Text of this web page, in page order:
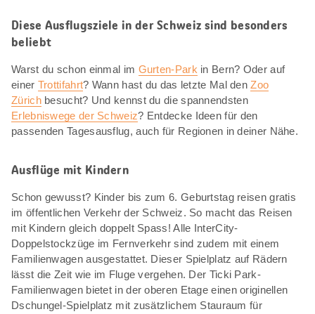
Diese Ausflugsziele in der Schweiz sind besonders
beliebt
Warst du schon einmal im Gurten-Park in Bern? Oder auf
einer Trottifahrt? Wann hast du das letzte Mal denZoo
Zürichbesucht? Und kennst du die spannendsten
Erlebniswege der Schweiz? Entdecke Ideen für den
passenden Tagesausflug, auch für Regionen in deiner Nähe.
Ausflüge mit Kindern
Schon gewusst? Kinder bis zum 6. Geburtstag reisen gratis
im öffentlichen Verkehr der Schweiz. So macht das Reisen
mit Kindern gleich doppelt Spass! Alle InterCity-
Doppelstockzüge im Fernverkehr sind zudem mit einem
Familienwagen ausgestattet. Dieser Spielplatz auf Rädern
lässt die Zeit wie im Fluge vergehen. Der Ticki Park-
Familienwagen bietet in der oberen Etage einen originellen
Dschungel-Spielplatz mit zusätzlichem Stauraum für